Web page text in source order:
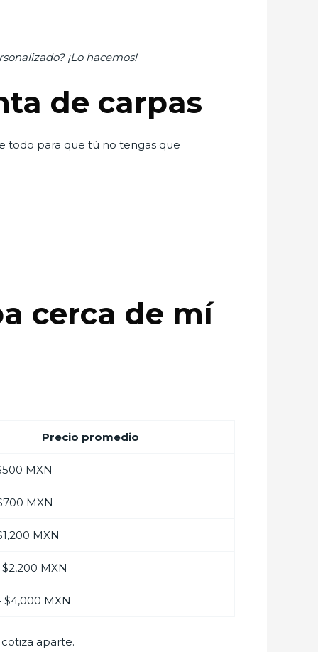
¡Lo hacemos!
de carpas
todo para que tú no tengas que
cerca de mí
Precio promedio
MXN
MXN
MXN
$2,200 MXN
$4,000 MXN
aparte.